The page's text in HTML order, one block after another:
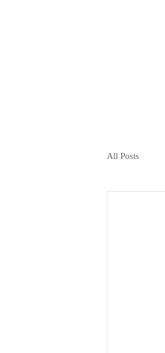
All Posts